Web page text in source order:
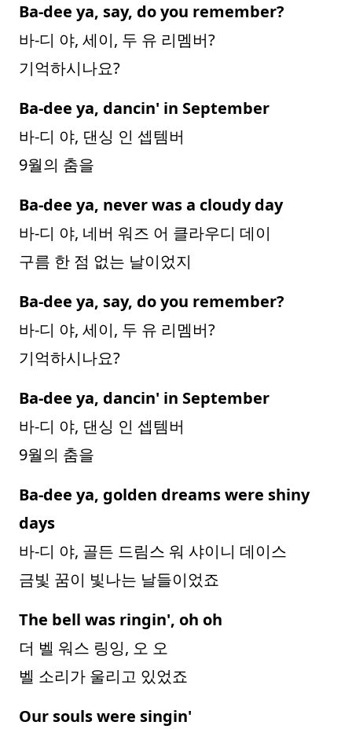
Ba-dee ya, say, do you remember?
바-디 야, 세이, 두 유 리멤버?
기억하시나요?
Ba-dee ya, dancin' in September
바-디 야, 댄싱 인 셉템버
9월의 춤을
Ba-dee ya, never was a cloudy day
바-디 야, 네버 워즈 어 클라우디 데이
구름 한 점 없는 날이었지
Ba-dee ya, say, do you remember?
바-디 야, 세이, 두 유 리멤버?
기억하시나요?
Ba-dee ya, dancin' in September
바-디 야, 댄싱 인 셉템버
9월의 춤을
Ba-dee ya, golden dreams were shiny
days
바-디 야, 골든 드림스 워 샤이니 데이스
금빛 꿈이 빛나는 날들이었죠
The bell was ringin', oh oh
더 벨 워스 링잉, 오 오
벨 소리가 울리고 있었죠
Our souls were singin'